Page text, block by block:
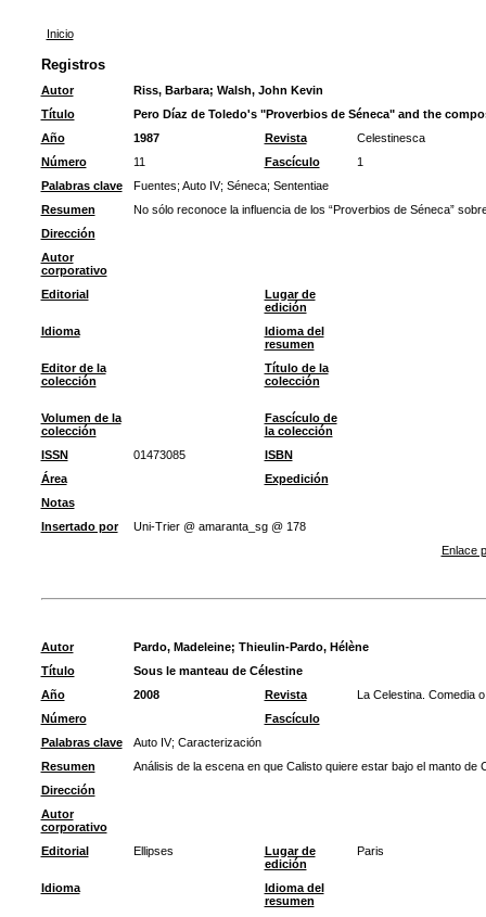
Inicio
Registros
Autor Riss, Barbara; Walsh, John Kevin
Título
Pero Díaz de Toledo's "Proverbios de Séneca" and the
Año
1987 Revista
Celestinesca
Número
11 Fascículo
1
Palabras clave
Fuentes; Auto IV; Séneca; Sententiae
Resumen
No sólo reconoce la influencia de los “Proverbios de Séneca”
Dirección
Autor
corporativo
Editorial
Lugar de
edición
Idioma
Idioma del
resumen
Editor de la
colección
Título de la
colección
Volumen de la
colección
Fascículo de
la colección
ISSN
01473085
ISBN
Área
Expedición
Notas
Insertado por
Uni-Trier @ amaranta_sg @ 178
Enlace
Autor Pardo, Madeleine; Thieulin-Pardo, Hélène
Título
Sous le manteau de Célestine
Año
2008 Revista
La Celestina. Comedia
Número
Fascículo
Palabras clave
Auto IV; Caracterización
Resumen
Análisis de la escena en que Calisto quiere estar bajo el manto
Dirección
Autor
corporativo
Editorial
Ellipses
Lugar de
edición
Paris
Idioma
Idioma del
resumen